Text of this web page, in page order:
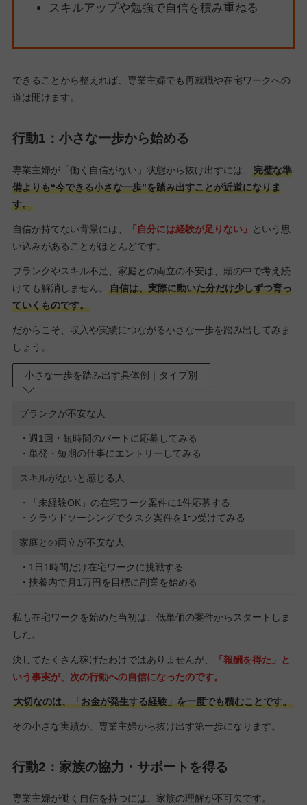
スキルアップや勉強で自信を積み重ねる
できることから整えれば、専業主婦でも再就職や在宅ワークへの
道は開けます。
行動1：小さな一歩から始める
専業主婦が「働く自信がない」状態から抜け出すには、
完璧な準
備よりも“今できる小さな一歩”を踏み出すことが近道になりま
す。
自信が持てない背景には、 「自分には経験が足りない」
という思
い込みがあることがほとんどです。
ブランクやスキル不足、家庭との両立の不安は、頭の中で考え続
けても解消しません。
自信は、実際に動いた分だけ少しずつ育っ
ていくものです。
だからこそ、収入や実績につながる小さな一歩を踏み出してみま
しょう。
小さな一歩を踏み出す具体例｜タイプ別
ブランクが不安な人
・週1回・短時間のパートに応募してみる
・単発・短期の仕事にエントリーしてみる
スキルがないと感じる人
・「未経験OK」の在宅ワーク案件に1件応募する
・クラウドソーシングでタスク案件を1つ受けてみる
家庭との両立が不安な人
・1日1時間だけ在宅ワークに挑戦する
・扶養内で月1万円を目標に副業を始める
私も在宅ワークを始めた当初は、低単価の案件からスタートしま
した。
決してたくさん稼げたわけではありませんが、
「報酬を得た」と
いう事実が、次の行動への自信になったのです。
大切なのは、「お金が発生する経験」を一度でも積むことです。
その小さな実績が、専業主婦から抜け出す第一歩になります。
行動2：家族の協力・サポートを得る
専業主婦が働く自信を持つには、家族の理解が不可欠です。